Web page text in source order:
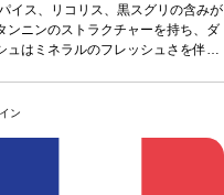
イチーズなどと好相性。葡萄品種
ンテージが在庫切れの場合、在庫が
ージに変更されます、ご了承くださ
イス、リコリス、黒スグリの含みが
ンニンのストラクチャーを持ち、ダ
ュはミネラルのフレッシュさを伴
ジに変更されます、ご了承くださ
ン